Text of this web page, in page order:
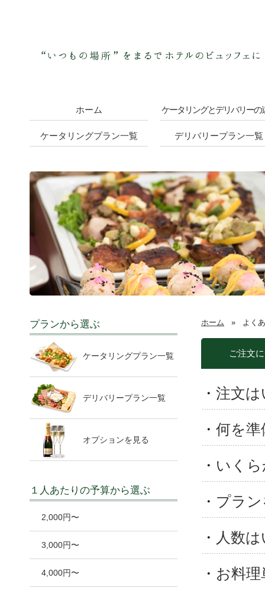
ホーム ケータリングとデリバリーの
ケータリングプラン一覧 デリバリープラン一覧
ホーム » よく
ご注文
・ 注文
・ 何を
・ いく
・ プラ
・ 人数
・ お料
プランから選ぶ
ケータリングプラン一覧
デリバリープラン一覧
オプションを見る
１人あたりの予算から選ぶ
2,000円〜
3,000円〜
4,000円〜